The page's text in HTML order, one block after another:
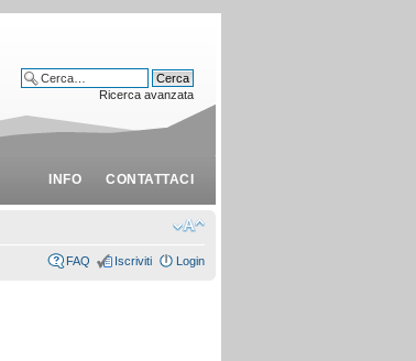
INFO CONTATTACI
Ricerca avanzata
FAQ Iscriviti Login